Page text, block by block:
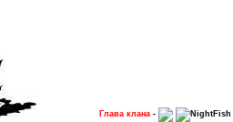
Глава клана - NightFish